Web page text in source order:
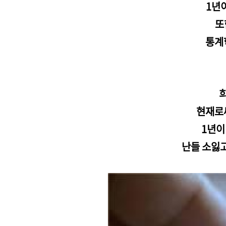
1년
통
현재
1년
난들 소잃